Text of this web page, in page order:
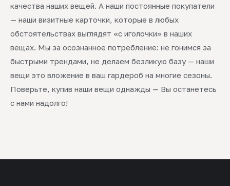
качества наших вещей. А наши постоянные покупатели
— наши визитные карточки, которые в любых
обстоятельствах выглядят «с иголочки» в наших
вещах. Мы за осознанное потребление: не гонимся за
быстрыми трендами, не делаем безликую базу — наши
вещи это вложение в ваш гардероб на многие сезоны.
Поверьте, купив наши вещи однажды — Вы останетесь
с нами надолго!